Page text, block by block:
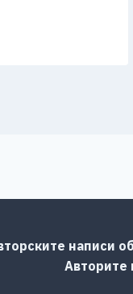
написи
Авторите